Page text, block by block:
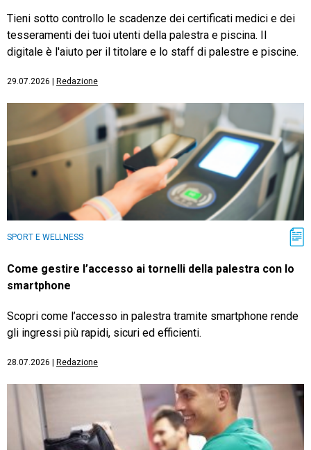
Tieni sotto controllo le scadenze dei certificati medici e dei
tesseramenti dei tuoi utenti della palestra e piscina. Il
digitale è l'aiuto per il titolare e lo staff di palestre e piscine.
29.07.2026 Redazione
SPORT E WELLNESS
Come gestire l’accesso ai tornelli della palestra con lo
smartphone
Scopri come l’accesso in palestra tramite smartphone rende
gli ingressi più rapidi, sicuri ed efficienti.
28.07.2026 Redazione